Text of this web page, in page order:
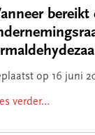
op 16 juni
verder…